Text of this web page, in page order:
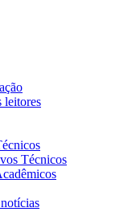
leitores
Técnicos